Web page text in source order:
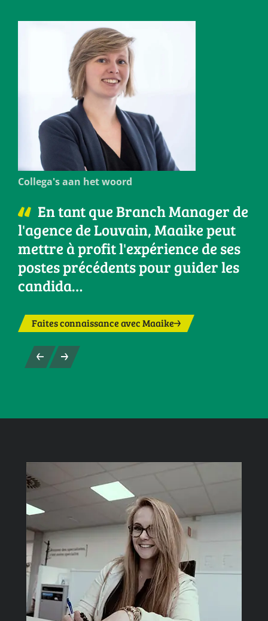
Collega's aan het woord
En tant que Branch Manager de
l'agence de Louvain, Maaike peut
mettre à profit l'expérience de ses
postes précédents pour guider les
candida…
Faites connaissance avec Maaike